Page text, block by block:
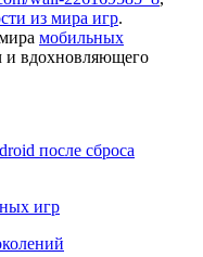
из мира игр.
мобильных
и вдохновляющего
после сброса
игр